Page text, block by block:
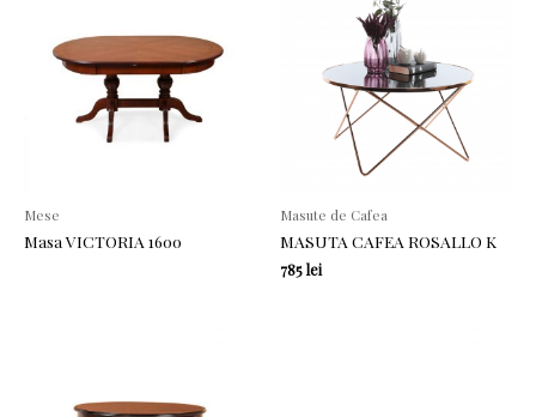
Mese
Masa VICTORIA 1600
Masute de Cafea
MASUTA CAFEA ROSALLO K
785lei